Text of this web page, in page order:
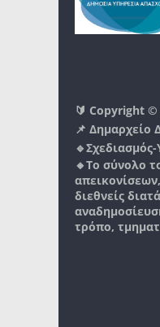
🔰 Copyright ©
📌 Δημαρχείο
🔸Το σύνολο
διεθνείς
τρόπο,